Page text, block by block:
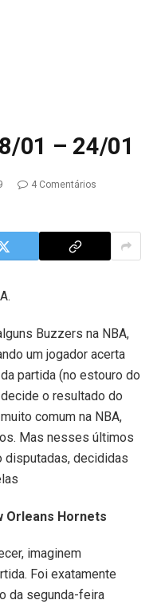
01 – 24/01
4 Comentários
Buzzers na NBA,
um jogador acerta
partida (no estouro do
o resultado do
comum na NBA,
Mas nesses últimos
disputadas, decididas
Orleans Hornets
imaginem
Foi exatamente
da segunda-feira